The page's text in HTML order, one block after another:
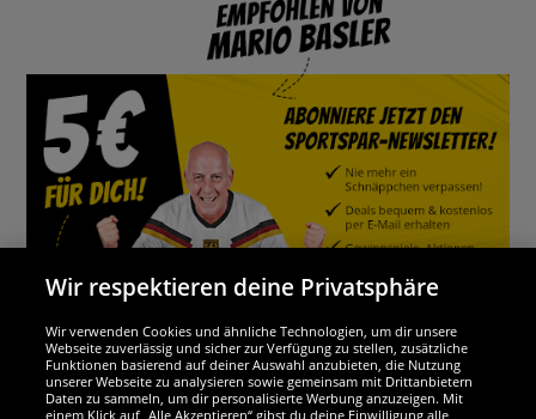
Wir sind ausgezeichnet
Wir respektieren deine Privatsphäre
Wir verwenden Cookies und ähnliche Technologien, um dir unsere
Webseite zuverlässig und sicher zur Verfügung zu stellen, zusätzliche
Funktionen basierend auf deiner Auswahl anzubieten, die Nutzung
unserer Webseite zu analysieren sowie gemeinsam mit Drittanbietern
Daten zu sammeln, um dir personalisierte Werbung anzuzeigen. Mit
einem Klick auf „Alle Akzeptieren“ gibst du deine Einwilligung alle